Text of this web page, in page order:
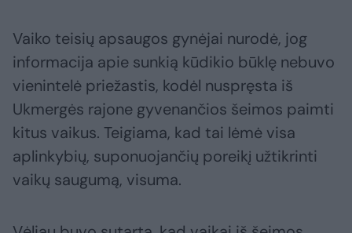
Vaiko teisių apsaugos gynėjai nurodė, jog
informacija apie sunkią kūdikio būklę nebuvo
vienintelė priežastis, kodėl nuspręsta iš
Ukmergės rajone gyvenančios šeimos paimti
kitus vaikus. Teigiama, kad tai lėmė visa
aplinkybių, suponuojančių poreikį užtikrinti
vaikų saugumą, visuma.